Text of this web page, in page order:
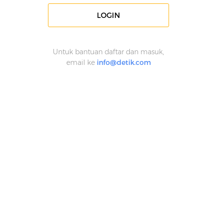
LOGIN
Untuk bantuan daftar dan masuk,
email ke info@detik.com